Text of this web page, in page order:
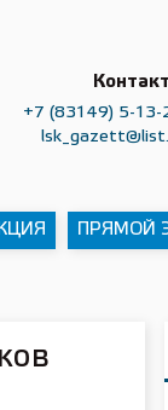
+7 (83149) 5-13-
ПРЯМОЙ